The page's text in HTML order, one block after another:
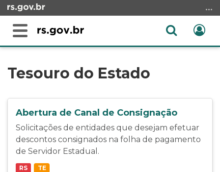
para
conteúdo
para
busca
Alterna
Abrir
conteúdo
Tesouro do Estado
Abertura de Canal de Consignação
Solicitações de entidades que desejam efetuar
descontos consignados na folha de pagamento
de Servidor Estadual.
RS TE